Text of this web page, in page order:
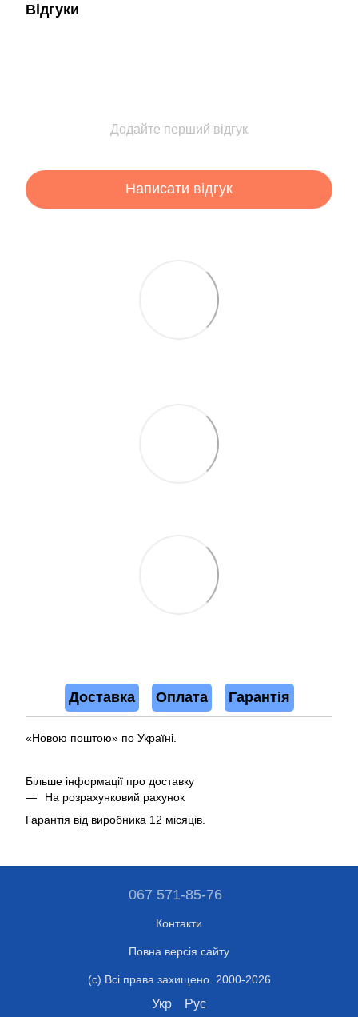
Відгуки
Додайте перший відгук
Написати відгук
Доставка Оплата Гарантія
«Новою поштою» по Україні.
Більше інформації про доставку
На розрахунковий рахунок
Гарантія від виробника 12 місяців.
067 571-85-76
Контакти
Повна версія сайту
(c) Всі права захищено. 2000-2026
Укр Рус